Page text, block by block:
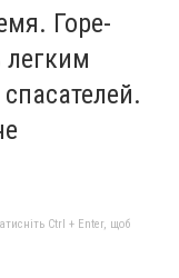
Горе-
легким
Ctrl + Enter, щоб